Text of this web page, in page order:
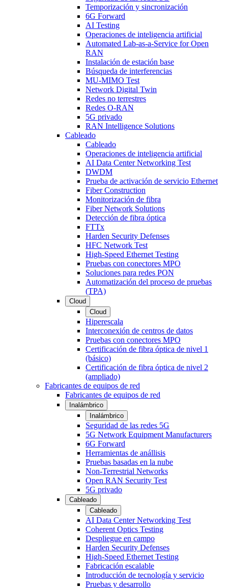
Temporización y sincronización
6G Forward
AI Testing
Operaciones de inteligencia artificial
Automated Lab-as-a-Service for Open
RAN
Instalación de estación base
Búsqueda de interferencias
MU-MIMO Test
Network Digital Twin
Redes no terrestres
Redes O-RAN
5G privado
RAN Intelligence Solutions
Cableado
Cableado
Operaciones de inteligencia artificial
AI Data Center Networking Test
DWDM
Prueba de activación de servicio Ethernet
Fiber Construction
Monitorización de fibra
Fiber Network Solutions
Detección de fibra óptica
FTTx
Harden Security Defenses
HFC Network Test
High-Speed Ethernet Testing
Pruebas con conectores MPO
Soluciones para redes PON
Automatización del proceso de pruebas
(TPA)
Cloud
Cloud
Hiperescala
Interconexión de centros de datos
Pruebas con conectores MPO
Certificación de fibra óptica de nivel 1
(básico)
Certificación de fibra óptica de nivel 2
(ampliado)
Fabricantes de equipos de red
Fabricantes de equipos de red
Inalámbrico
Inalámbrico
Seguridad de las redes 5G
5G Network Equipment Manufacturers
6G Forward
Herramientas de anállisis
Pruebas basadas en la nube
Non-Terrestrial Networks
Open RAN Security Test
5G privado
Cableado
Cableado
AI Data Center Networking Test
Coherent Optics Testing
Despliegue en campo
Harden Security Defenses
High-Speed Ethernet Testing
Fabricación escalable
Introducción de tecnología y servicio
Pruebas y desarrollo